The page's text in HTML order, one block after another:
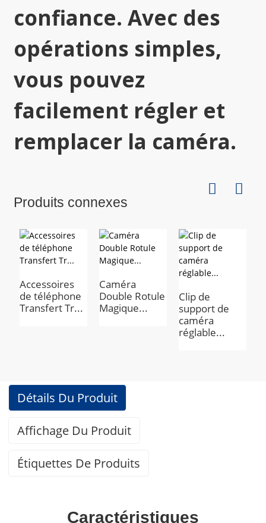
confiance. Avec des
opérations simples,
vous pouvez
facilement régler et
remplacer la caméra.
Produits connexes
Accessoires
de téléphone
Transfert Tr...
Caméra
Double Rotule
Magique...
Clip de
support de
caméra
réglable...
Détails Du Produit
Affichage Du Produit
Étiquettes De Produits
Caractéristiques